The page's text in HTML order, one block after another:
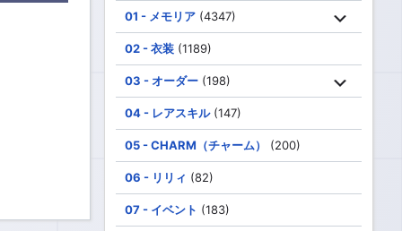
01 - メモリア (4347)
02 - 衣装 (1189)
03 - オーダー (198)
04 - レアスキル(147)
05 - CHARM（チャーム） (200)
06 - リリィ (82)
07 - イベント (183)